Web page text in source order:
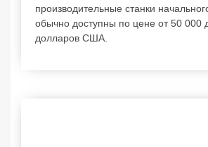
производительные станки
обычно доступны по цене от 50 000
долларов США.